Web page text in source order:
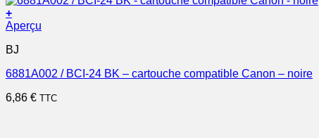
+
Aperçu
BJ
6881A002 / BCI-24 BK – cartouche compatible Canon – noire
6,86 € TTC